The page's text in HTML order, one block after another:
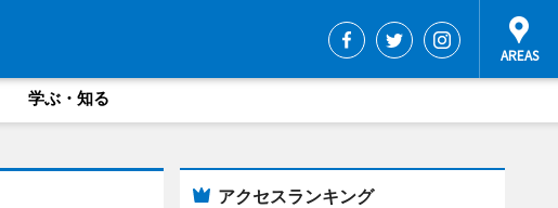
学ぶ・知る
アクセスランキング